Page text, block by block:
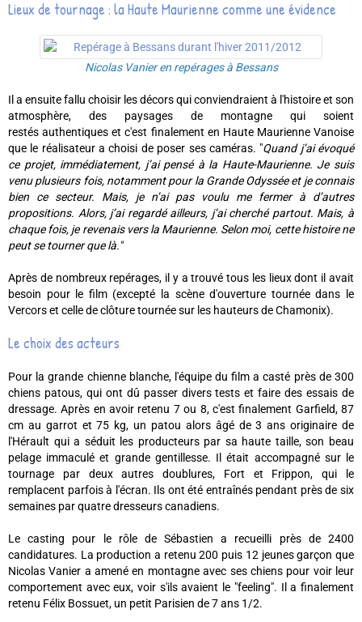
Lieux de tournage : la Haute Maurienne comme une évidence
Nicolas Vanier en repérages à Bessans
Il a ensuite fallu choisir les décors qui conviendraient à l'histoire et son
atmosphère, des paysages de montagne qui soient
restés authentiques et c'est finalement en Haute Maurienne Vanoise
que le réalisateur a choisi de poser ses caméras. "Quand j’ai évoqué
ce projet, immédiatement, j’ai pensé à la Haute-Maurienne. Je suis
venu plusieurs fois, notamment pour la Grande Odyssée et je connais
bien ce secteur. Mais, je n’ai pas voulu me fermer à d’autres
propositions. Alors, j’ai regardé ailleurs, j’ai cherché partout. Mais, à
chaque fois, je revenais vers la Maurienne. Selon moi, cette histoire ne
peut se tourner que là."
Après de nombreux repérages, il y a trouvé tous les lieux dont il avait
besoin pour le film (excepté la scène d'ouverture tournée dans le
Vercors et celle de clôture tournée sur les hauteurs de Chamonix).
Le choix des acteurs
Pour la grande chienne blanche, l'équipe du film a casté près de 300
chiens patous, qui ont dû passer divers tests et faire des essais de
dressage. Après en avoir retenu 7 ou 8, c'est finalement Garfield, 87
cm au garrot et 75 kg, un patou alors âgé de 3 ans originaire de
l'Hérault qui a séduit les producteurs par sa haute taille, son beau
pelage immaculé et grande gentillesse. Il était accompagné sur le
tournage par deux autres doublures, Fort et Frippon, qui le
remplacent parfois à l'écran. Ils ont été entraînés pendant près de six
semaines par quatre dresseurs canadiens.
Le casting pour le rôle de Sébastien a recueilli près de 2400
candidatures. La production a retenu 200 puis 12 jeunes garçon que
Nicolas Vanier a amené en montagne avec ses chiens pour voir leur
comportement avec eux, voir s'ils avaient le "feeling". Il a finalement
retenu Félix Bossuet, un petit Parisien de 7 ans 1/2.